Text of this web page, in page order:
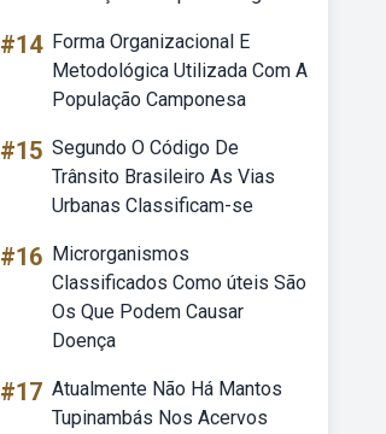
#14 Forma Organizacional E
Metodológica Utilizada Com A
População Camponesa
#15 Segundo O Código De
Trânsito Brasileiro As Vias
Urbanas Classificam-se
#16 Microrganismos
Classificados Como úteis São
Os Que Podem Causar
Doença
#17 Atualmente Não Há Mantos
Tupinambás Nos Acervos